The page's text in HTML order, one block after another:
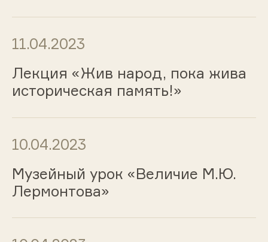
11.04.2023
Лекция «Жив народ, пока жива
историческая память!»
10.04.2023
Музейный урок «Величие М.Ю.
Лермонтова»